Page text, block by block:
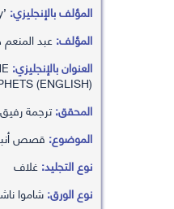
المؤلف بالإنجليزي: ’abd almn’am hashmy
المؤلف:عبد
العنوان بالإنجليزي:
(ENGLISH)
المحقق:ترجمة
الموضوع: قصص
نوع التجليد:غلاف
نوع الورق:شاموا